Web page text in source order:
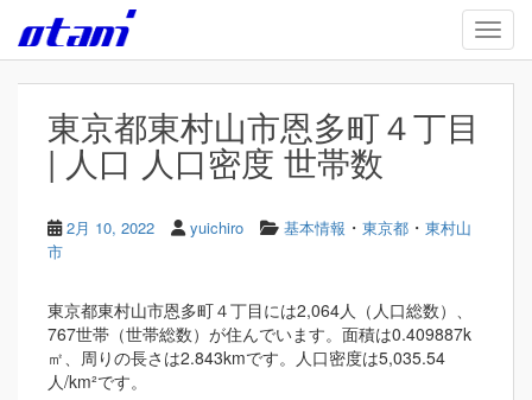
Skip to main content
東京都東村山市恩多町４丁目
| 人口 人口密度 世帯数
2月 10, 2022 yuichiro 基本情報 ・ 東京都 ・ 東村山
市
東京都東村山市恩多町４丁目には2,064人（人口総数）、
767世帯（世帯総数）が住んでいます。面積は0.409887k
㎡、周りの長さは2.843kmです。人口密度は5,035.54
人/km²です。